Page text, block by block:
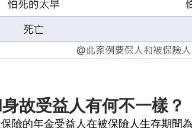
故受益人有何不一樣？
險的年金受益人在被保險人生存期間